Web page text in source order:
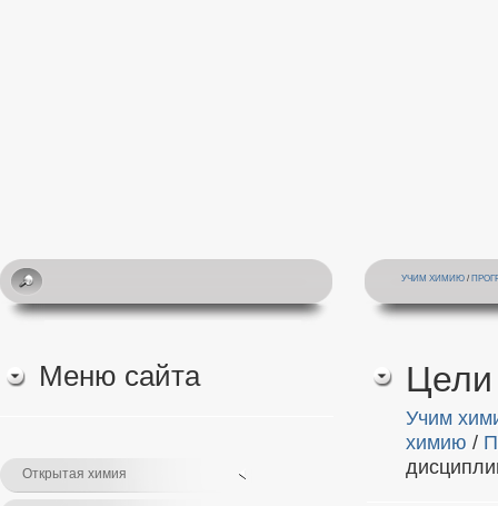
УЧИМ ХИМИЮ /
Меню сайта
Открытая химия
Цели
Учим
химию /